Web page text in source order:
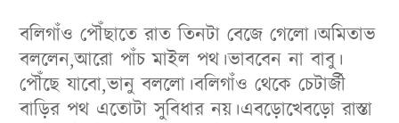
বলিগাঁও পৌঁছাতে রাত তিনটা বেজে গেলো।অমিতাভ
বললেন,আরো পাঁচ মাইল পথ।ভাববেন না বাবু।
পৌঁছে যাবো,ভানু বললো।বলিগাঁও থেকে চেটার্জী
বাড়ির পথ এতোটা সুবিধার নয়।এবড়োখেবড়ো রাস্তা